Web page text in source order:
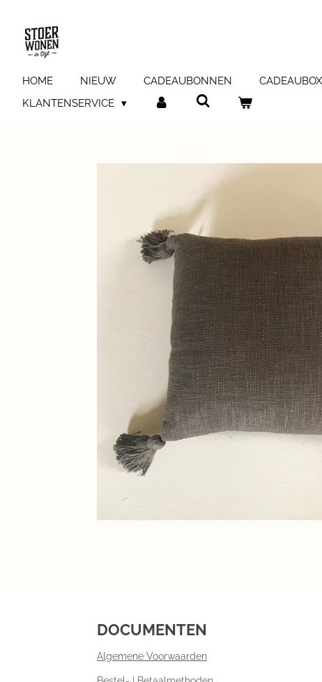
direct
naar
hoofdinhoud
HOME NIEUW CADEAUBONNEN
KLANTENSERVICE
DOCUMENTEN
Algemene Voorwaarden